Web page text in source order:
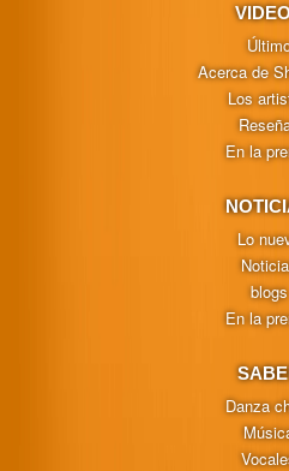
Acerca de
Los
En la
Lo
blogs
En la
Danza